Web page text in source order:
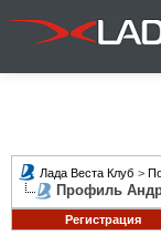
Лада Веста Клуб >
Профиль
Регистрация